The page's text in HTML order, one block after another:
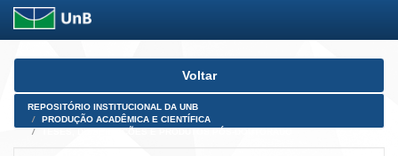
Skip
Voltar
REPOSITÓRIO INSTITUCIONAL DA UNB
PRODUÇÃO ACADÊMICA E CIENTÍFICA